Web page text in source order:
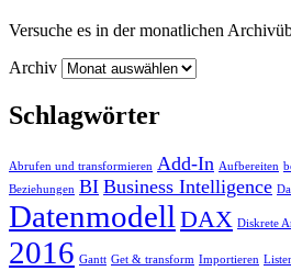
Versuche es in der monatlichen
Archiv
Schlagwörter
Abrufen und transformieren Add-In Aufbereiten
Beziehungen BI Business Intelligence
Datenmodell DAX Diskrete
2016 Gantt Get & transform Importieren